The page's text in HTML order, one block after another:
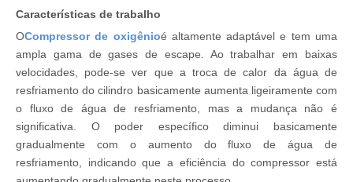
Características de trabalho
OCompressor de oxigênioé altamente adaptável e tem uma
ampla gama de gases de escape. Ao trabalhar em baixas
velocidades, pode-se ver que a troca de calor da água de
resfriamento do cilindro basicamente aumenta ligeiramente com
o fluxo de água de resfriamento, mas a mudança não é
significativa. O poder específico diminui basicamente
gradualmente com o aumento do fluxo de água de
resfriamento, indicando que a eficiência do compressor está